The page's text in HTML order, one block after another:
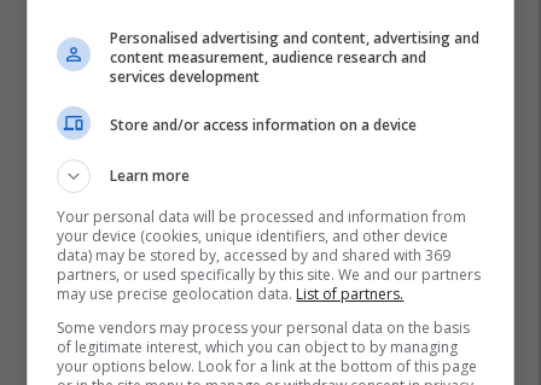
Personalised advertising and content, advertising and
content measurement, audience research and
services development
Store and/or access information on a device
Learn more
Your personal data will be processed and information from
your device (cookies, unique identifiers, and other device
data) may be stored by, accessed by and shared with 369
partners, or used specifically by this site. We and our partners
may use precise geolocation data. List of partners.
Some vendors may process your personal data on the basis
of legitimate interest, which you can object to by managing
your options below. Look for a link at the bottom of this page